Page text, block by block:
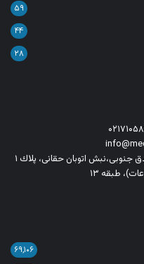
۵۹
۴۴
۲۸
آدرس: تهران - خیابان میرداماد، خیابان مصدق جنوبی،نبش اتوبان حقانی، پلاك ١
طبقه ۱۳
۶۹,۱۰۶